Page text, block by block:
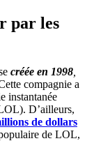
par les
créée en 1998
compagnie a
instantanée
D’ailleurs,
de dollars
de LOL,